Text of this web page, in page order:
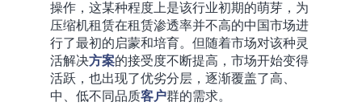
操作，这某种程度上是该行业初期的萌芽，为
压缩机租赁在租赁渗透率并不高的中国市场进
行了最初的启蒙和培育。但随着市场对该种灵
活解决方案的接受度不断提高，市场开始变得
活跃，也出现了优劣分层，逐渐覆盖了高、
中、低不同品质客户群的需求。